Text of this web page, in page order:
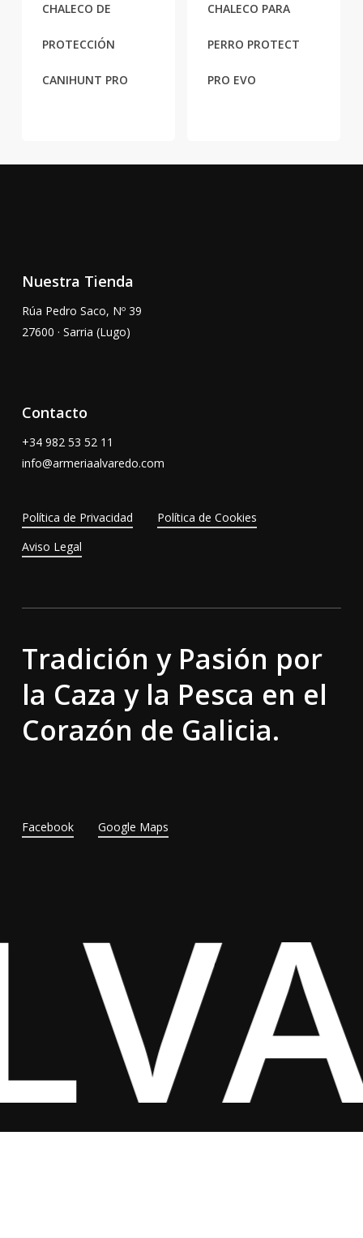
CHALECO DE
PROTECCIÓN
CANIHUNT PRO
CHALECO PARA
PERRO PROTECT
PRO EVO
Nuestra Tienda
Rúa Pedro Saco, Nº 39
27600 · Sarria (Lugo)
Contacto
+34 982 53 52 11
info@armeriaalvaredo.com
Política de Privacidad
Política de Cookies
Aviso Legal
Tradición y Pasión por
la Caza y la Pesca en el
Corazón de Galicia.
Facebook Google Maps